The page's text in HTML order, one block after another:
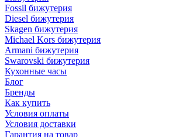
Fossil бижутерия
Diesel бижутерия
Skagen бижутерия
Michael Kors бижутерия
Armani бижутерия
Swarovski бижутерия
Кухонные часы
Блог
Бренды
Как купить
Условия оплаты
Условия доставки
Гарантия на товар